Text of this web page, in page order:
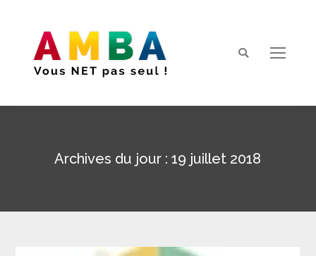
Search:
Archives du jour :19 juillet 2018